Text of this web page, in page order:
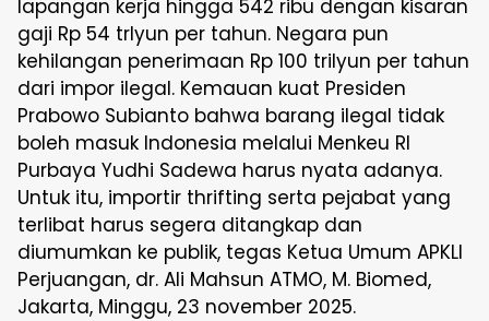
lapangan kerja hingga 542 ribu dengan kisaran
gaji Rp 54 trlyun per tahun. Negara pun
kehilangan penerimaan Rp 100 trilyun per tahun
dari impor ilegal. Kemauan kuat Presiden
Prabowo Subianto bahwa barang ilegal tidak
boleh masuk Indonesia melalui Menkeu RI
Purbaya Yudhi Sadewa harus nyata adanya.
Untuk itu, importir thrifting serta pejabat yang
terlibat harus segera ditangkap dan
diumumkan ke publik, tegas Ketua Umum APKLI
Perjuangan, dr. Ali Mahsun ATMO, M. Biomed,
Jakarta, Minggu, 23 november 2025.